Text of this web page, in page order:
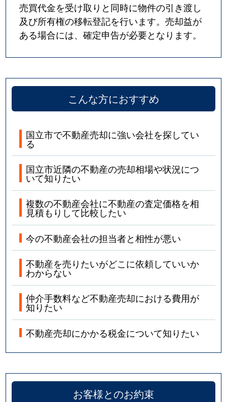
売買代金を受け取りと同時に物件の引き渡し
及び所有権の移転登記を行います。売却益が
ある場合には、確定申告が必要となります。
こんな方におすすめ
国立市で不動産売却に強い会社を探してい
る
国立市近隣の不動産の売却相場や状況につ
いて知りたい
複数の不動産会社に不動産の査定価格を相
見積もりして比較したい
今の不動産会社の担当者と相性が悪い
不動産を売りたいがどこに依頼していいか
わからない
仲介手数料など不動産売却における費用が
知りたい
不動産売却にかかる税金について知りたい
お客様とのお約束